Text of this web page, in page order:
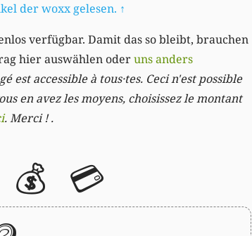
der woxx gelesen. ↑
verfügbar. Damit das so bleibt, brauchen
hier auswählen oderuns anders
accessible à tous·tes. Ceci n'est possible
en avez les moyens, choisissez le montant
. Merci ! .
💰 💳